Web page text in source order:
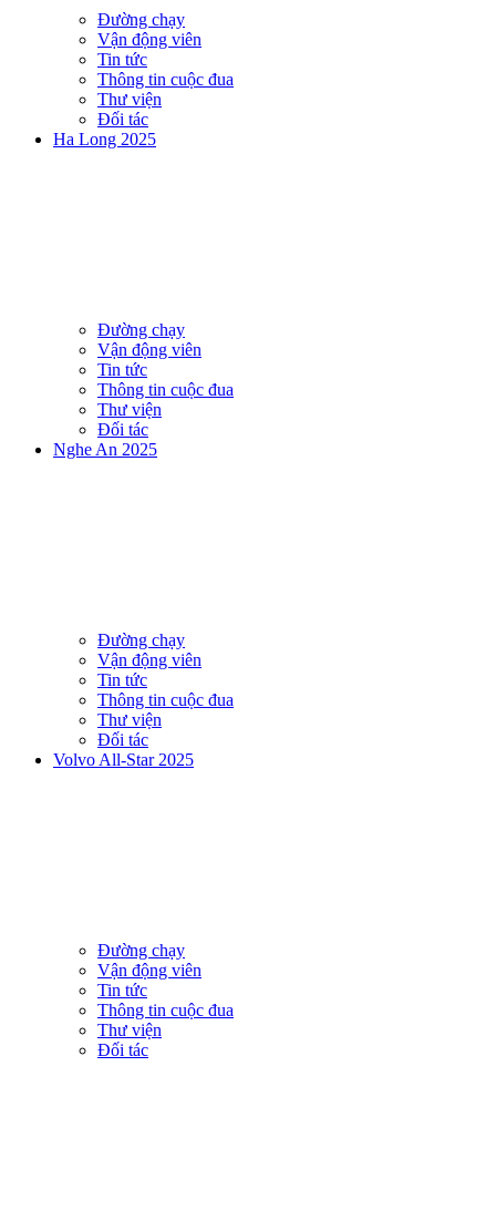
Đường chạy
Vận động viên
Tin tức
Thông tin cuộc đua
Thư viện
Đối tác
Ha Long 2025
Đường chạy
Vận động viên
Tin tức
Thông tin cuộc đua
Thư viện
Đối tác
Nghe An 2025
Đường chạy
Vận động viên
Tin tức
Thông tin cuộc đua
Thư viện
Đối tác
Volvo All-Star 2025
Đường chạy
Vận động viên
Tin tức
Thông tin cuộc đua
Thư viện
Đối tác